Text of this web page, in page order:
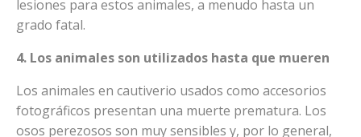
lesiones para estos animales, a menudo hasta un
grado fatal.
4. Los animales son utilizados hasta que mueren
Los animales en cautiverio usados como accesorios
fotográficos presentan una muerte prematura. Los
osos perezosos son muy sensibles y, por lo general,